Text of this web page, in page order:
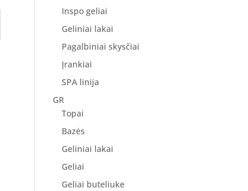
Inspo geliai
Geliniai lakai
Pagalbiniai skysčiai
Įrankiai
SPA linija
GR
Topai
Bazės
Geliniai lakai
Geliai
Geliai buteliuke